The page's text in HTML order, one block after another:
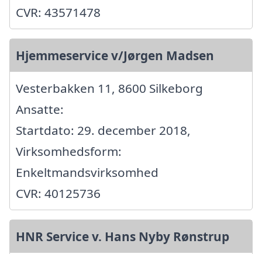
CVR: 43571478
Hjemmeservice v/Jørgen Madsen
Vesterbakken 11, 8600 Silkeborg
Ansatte:
Startdato: 29. december 2018,
Virksomhedsform:
Enkeltmandsvirksomhed
CVR: 40125736
HNR Service v. Hans Nyby Rønstrup